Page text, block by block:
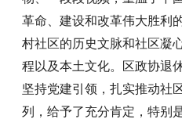
革命、建设和改革伟大胜利
村社区的历史文脉和社区凝
程以及本土文化。区政协退
坚持党建引领，扎实推动社
列，给予了充分肯定，特别